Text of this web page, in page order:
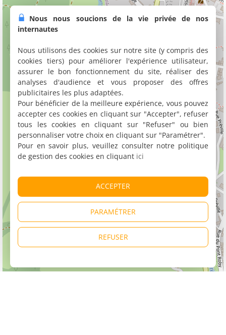
Nous nous soucions de la vie privée de nos
internautes
Nous utilisons des cookies sur notre site (y compris des
cookies tiers) pour améliorer l'expérience utilisateur,
assurer le bon fonctionnement du site, réaliser des
analyses d'audience et vous proposer des offres
publicitaires les plus adaptées.
Pour bénéficier de la meilleure expérience, vous pouvez
accepter ces cookies en cliquant sur "Accepter", refuser
tous les cookies en cliquant sur "Refuser" ou bien
personnaliser votre choix en cliquant sur "Paramétrer".
Pour en savoir plus, veuillez consulter notre politique
de gestion des cookies en cliquant ici
ACCEPTER
PARAMÉTRER
REFUSER